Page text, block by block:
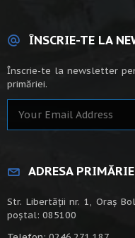
ÎNSCRIE-TE LA
Înscrie-te la newsletter
primăriei.
ADRESA
Str. Libertății nr. 1, Oraș
poștal: 085100